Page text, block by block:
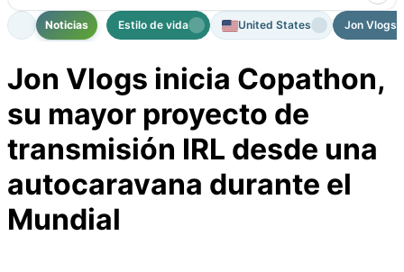
Noticias Estilo de vida United States Jon Vlogs
Jon Vlogs inicia Copathon,
su mayor proyecto de
transmisión IRL desde una
autocaravana durante el
Mundial